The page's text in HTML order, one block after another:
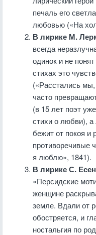
печаль его
любовью («На
В лирике М.
всегда
одинок и не
стихах это
(«Расстались мы,
часто
(в 15 лет поэт
стихи о любви), а
бежит от покоя и
противоречивые
я люблю», 1841).
В лирике С.
«Персидские
женщине
земле. Вдали от
обостряется, и
ностальгия по